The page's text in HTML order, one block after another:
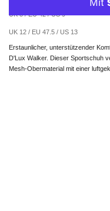
UK 8 / EU 42 / US 9
UK 12 / EU 47.5 / US 13
Erstaunlicher, unterstützender
D'Lux Walker. Dieser Sportschuh
Mesh-Obermaterial mit einer